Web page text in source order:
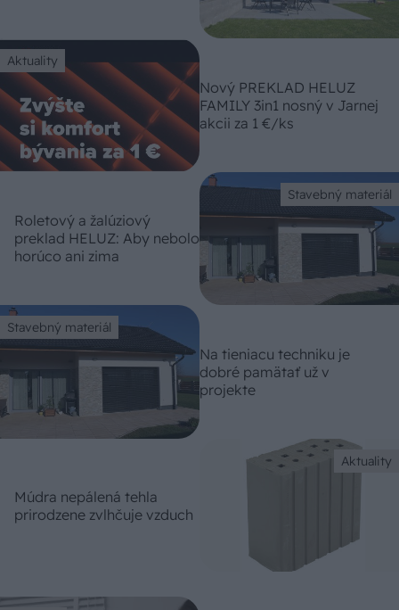
Aktuality
Nový PREKLAD HELUZ
FAMILY 3in1 nosný v Jarnej
akcii za 1 €/ks
Stavebný materiál
Roletový a žalúziový
preklad HELUZ: Aby nebolo
horúco ani zima
Stavebný materiál
Na tieniacu techniku je
dobré pamätať už v
projekte
Aktuality
Múdra nepálená tehla
prirodzene zvlhčuje vzduch